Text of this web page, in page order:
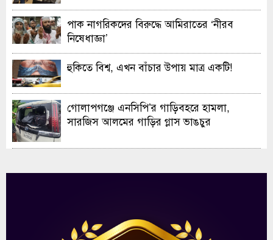
পাক নাগরিকদের বিরুদ্ধে আমিরাতের ‘নীরব
নিষেধাজ্ঞা’
হুকিতে বিশ্ব, এখন বাঁচার উপায় মাত্র একটি!
গোলাপগঞ্জে এনসিপি’র গাড়িবহরে হামলা,
সারজিস আলমের গাড়ির গ্লাস ভাঙচুর